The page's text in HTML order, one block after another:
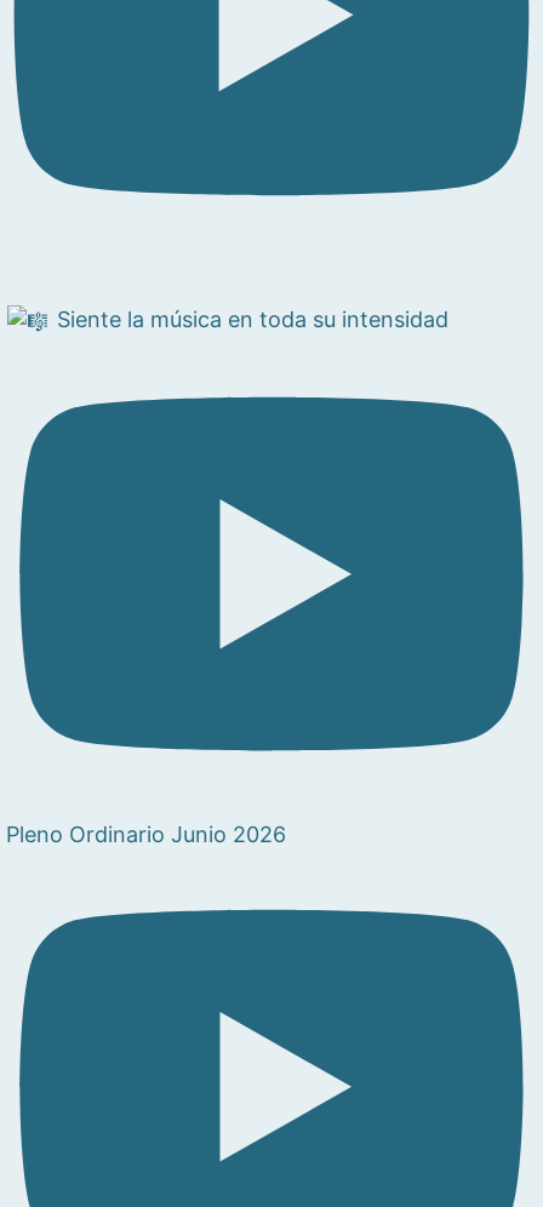
Siente la música en toda su intensidad
Pleno Ordinario Junio 2026